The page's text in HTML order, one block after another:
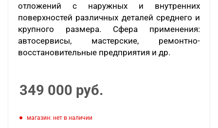
отложений с наружных и внутренних
поверхностей различных деталей среднего и
крупного размера. Сфера применения:
автосервисы, мастерские, ремонтно-
восстановительные предприятия и др.
349 000 руб.
Магазин: нет в наличии